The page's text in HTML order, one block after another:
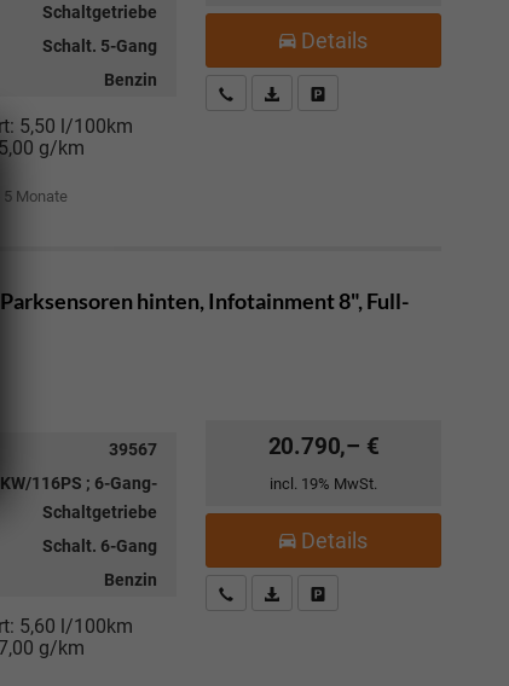
Schaltgetriebe
Schalt. 5-Gang
Benzin
5,50 l/100km
g/km
Monate
Details
Kostenloser Rückruf-Service
PDF-Datei, Fahrzeugexposé
hinten, Infotainment 8", Full-
39567
116PS ; 6-Gang-
Schaltgetriebe
Schalt. 6-Gang
Benzin
5,60 l/100km
g/km
20.790,– €
incl. 19% MwSt.
Details
Kostenloser Rückruf-Service
PDF-Datei, Fahrzeugexposé